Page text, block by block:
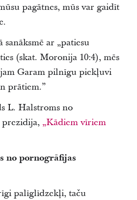
pagātnes, mūs var gaidīt
sanāksmē ar „patiesu
(skat. Moronija 10:4), mēs
Garam pilnīgu piekļuvi
prātiem.”
L. Halstroms no
prezidija, „Kādiem vīriem
no pornogrāfijas
palīglīdzekļi, taču